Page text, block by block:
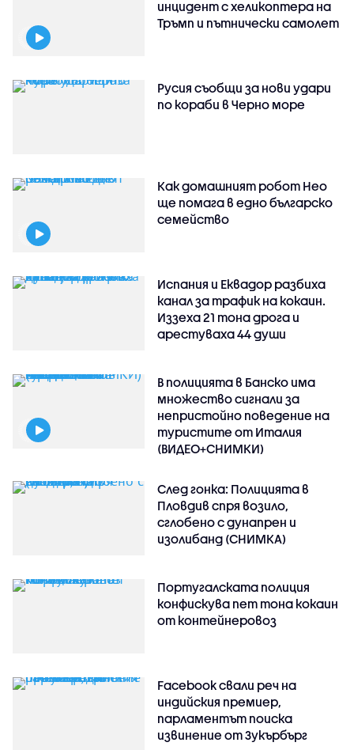
инцидент с хеликоптера на
Тръмп и пътнически самолет
Русия съобщи за нови удари
по кораби в Черно море
Как домашният робот Нео
ще помага в едно българско
семейство
Испания и Еквадор разбиха
канал за трафик на кокаин.
Иззеха 21 тона дрога и
арестуваха 44 души
В полицията в Банско има
множество сигнали за
непристойно поведение на
туристите от Италия
(ВИДЕО+СНИМКИ)
След гонка: Полицията в
Пловдив спря возило,
сглобено с дунапрен и
изолибанд (СНИМКА)
Португалската полиция
конфискува пет тона кокаин
от контейнеровоз
Facebook свали реч на
индийския премиер,
парламентът поиска
извинение от Зукърбърг